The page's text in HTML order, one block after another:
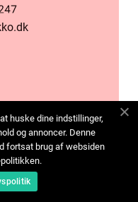
huske dine indstillinger,
og annoncer. Denne
fortsat brug af websiden